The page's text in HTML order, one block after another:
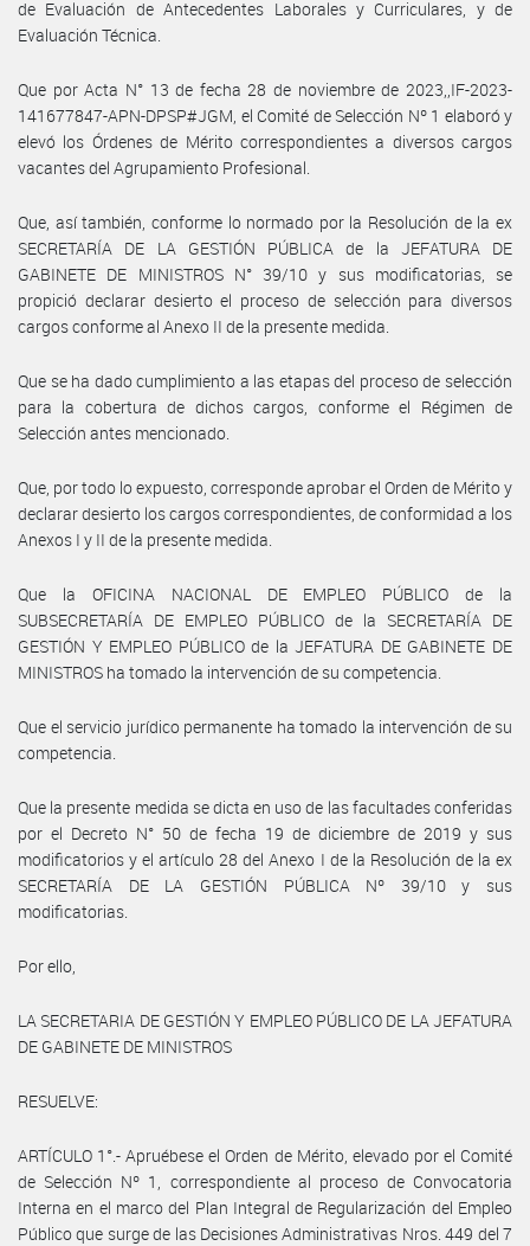
de Evaluación de Antecedentes Laborales y Curriculares, y de
Evaluación Técnica.
Que por Acta N° 13 de fecha 28 de noviembre de 2023,,IF-2023-
141677847-APN-DPSP#JGM, el Comité de Selección Nº 1 elaboró y
elevó los Órdenes de Mérito correspondientes a diversos cargos
vacantes del Agrupamiento Profesional.
Que, así también, conforme lo normado por la Resolución de la ex
SECRETARÍA DE LA GESTIÓN PÚBLICA de la JEFATURA DE
GABINETE DE MINISTROS N° 39/10 y sus modificatorias, se
propició declarar desierto el proceso de selección para diversos
cargos conforme al Anexo II de la presente medida.
Que se ha dado cumplimiento a las etapas del proceso de selección
para la cobertura de dichos cargos, conforme el Régimen de
Selección antes mencionado.
Que, por todo lo expuesto, corresponde aprobar el Orden de Mérito y
declarar desierto los cargos correspondientes, de conformidad a los
Anexos I y II de la presente medida.
Que la OFICINA NACIONAL DE EMPLEO PÚBLICO de la
SUBSECRETARÍA DE EMPLEO PÚBLICO de la SECRETARÍA DE
GESTIÓN Y EMPLEO PÚBLICO de la JEFATURA DE GABINETE DE
MINISTROS ha tomado la intervención de su competencia.
Que el servicio jurídico permanente ha tomado la intervención de su
competencia.
Que la presente medida se dicta en uso de las facultades conferidas
por el Decreto N° 50 de fecha 19 de diciembre de 2019 y sus
modificatorios y el artículo 28 del Anexo I de la Resolución de la ex
SECRETARÍA DE LA GESTIÓN PÚBLICA Nº 39/10 y sus
modificatorias.
Por ello,
LA SECRETARIA DE GESTIÓN Y EMPLEO PÚBLICO DE LA JEFATURA
DE GABINETE DE MINISTROS
RESUELVE:
ARTÍCULO 1°.- Apruébese el Orden de Mérito, elevado por el Comité
de Selección Nº 1, correspondiente al proceso de Convocatoria
Interna en el marco del Plan Integral de Regularización del Empleo
Público que surge de las Decisiones Administrativas Nros. 449 del 7